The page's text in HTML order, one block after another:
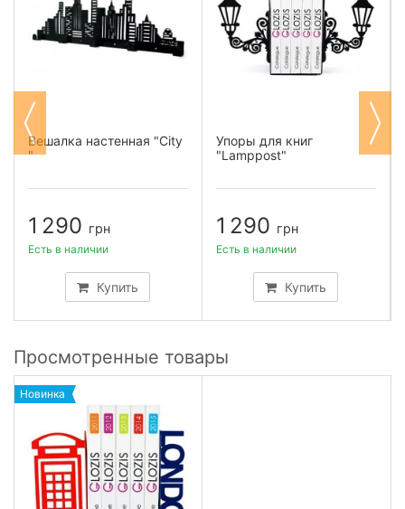
Вешалка настенная "City
"
1 290 грн
Купить
Есть в наличии
Упоры для книг
"Lamppost"
1 290 грн
Купить
Есть в наличии
Просмотренные товары
Новинка